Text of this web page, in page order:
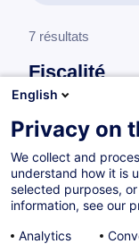
7 résultats
Fiscalité
Fiscalité des
La
English
Privacy on
We collect and
understand how it is
selected purposes,
information, see our
Analytics